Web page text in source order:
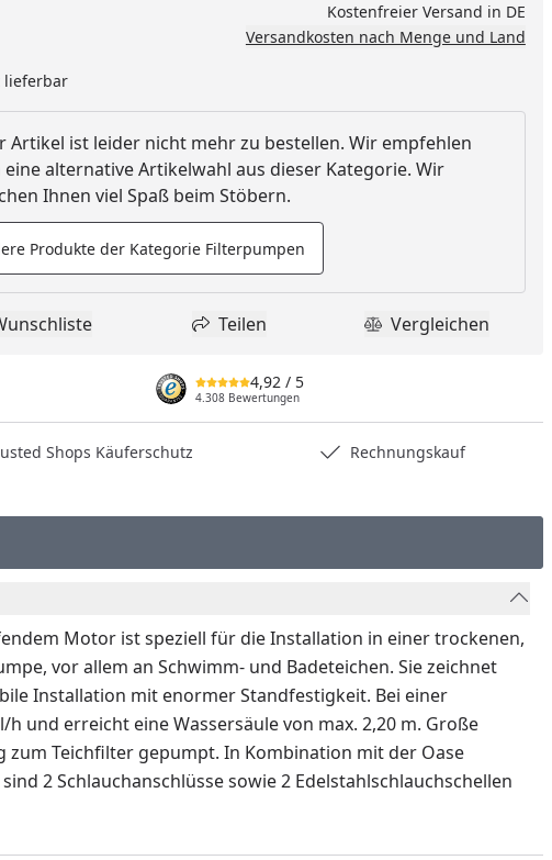
Kostenfreier Versand in DE
Versandkosten nach Menge und Land
lieferbar
Artikel ist leider nicht mehr zu bestellen. Wir empfehlen
alternative Artikelwahl aus dieser Kategorie. Wir
Ihnen viel Spaß beim Stöbern.
Produkte der Kategorie Filterpumpen
Produkt zur Wunschliste hinzufügen
Teilen
Teilen Produkt
Vergleichen
4,92 / 5
4.308 Bewertungen
Shops Käuferschutz Rechnungskauf
Motor ist speziell für die Installation in einer trockenen,
vor allem an Schwimm- und Badeteichen. Sie zeichnet
Installation mit enormer Standfestigkeit. Bei einer
und erreicht eine Wassersäule von max. 2,20 m. Große
zum Teichfilter gepumpt. In Kombination mit der Oase
2 Schlauchanschlüsse sowie 2 Edelstahlschlauchschellen